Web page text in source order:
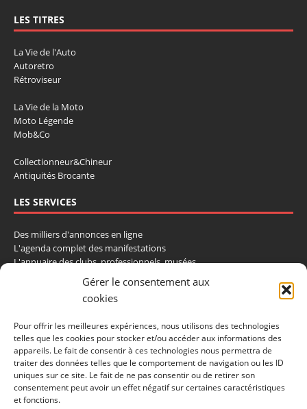
Gérer le consentement aux
cookies
Pour offrir les meilleures expériences, nous utilisons des technologies
telles que les cookies pour stocker et/ou accéder aux informations des
appareils. Le fait de consentir à ces technologies nous permettra de
traiter des données telles que le comportement de navigation ou les ID
uniques sur ce site. Le fait de ne pas consentir ou de retirer son
consentement peut avoir un effet négatif sur certaines caractéristiques
et fonctions.
LES TITRES
La Vie de l'Auto
Autoretro
Rétroviseur
La Vie de la Moto
Moto Légende
Mob&Co
Collectionneur&Chineur
Antiquités Brocante
LES SERVICES
Des milliers d'annonces en ligne
L'agenda complet des manifestations
L'annuaire des clubs, professionnels, musées
La cote et les ventes aux enchères
La Boutique du Collectionneur
CONTACTEZ-NOUS
LA VIE DE L'AUTO
BP 40419
77309 Fontainebleau Cedex